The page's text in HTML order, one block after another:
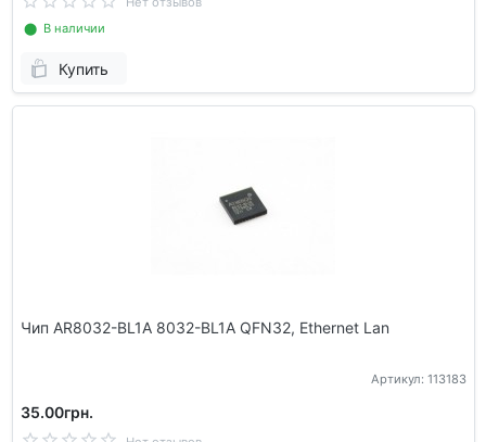
⬤ В наличии
Купить
Чип AR8032-BL1A 8032-BL1A QFN32, Ethernet Lan
Артикул: 113183
35.00грн.